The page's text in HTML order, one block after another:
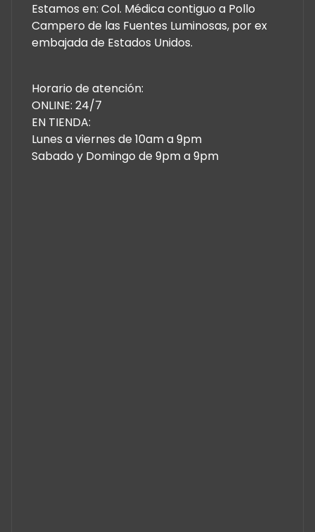
Estamos en: Col. Médica contiguo a Pollo
Campero de las Fuentes Luminosas, por ex
embajada de Estados Unidos.
Horario de atención:
ONLINE: 24/7
EN TIENDA:
Lunes a viernes de 10am a 9pm
Sabado y Domingo de 9pm a 9pm